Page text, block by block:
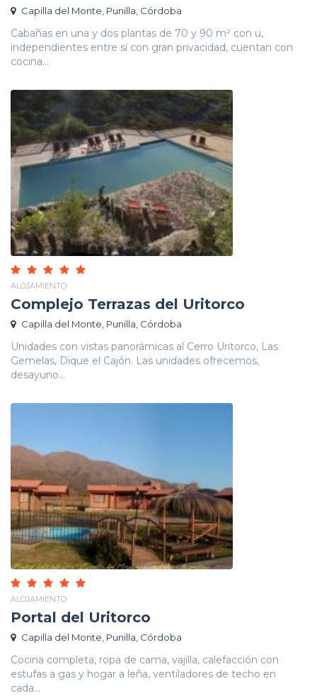
Capilla del Monte, Punilla, Córdoba
Cabañas en una y dos plantas de 70 y 90 m² con u,
independientes entre sí con gran privacidad, cuentan con
cocina...
ALOJAMIENTO
Complejo Terrazas del Uritorco
Capilla del Monte, Punilla, Córdoba
Unidades con vistas panorámicas al Cerro Uritorco, Las
Gemelas, Dique el Cajón. Las unidades ofrecemos,
desayuno...
ALOJAMIENTO
Portal del Uritorco
Capilla del Monte, Punilla, Córdoba
Cocina completa, ropa de cama, vajilla, calefacción con
estufas a gas y hogar a leña, ventiladores de techo en
cada...